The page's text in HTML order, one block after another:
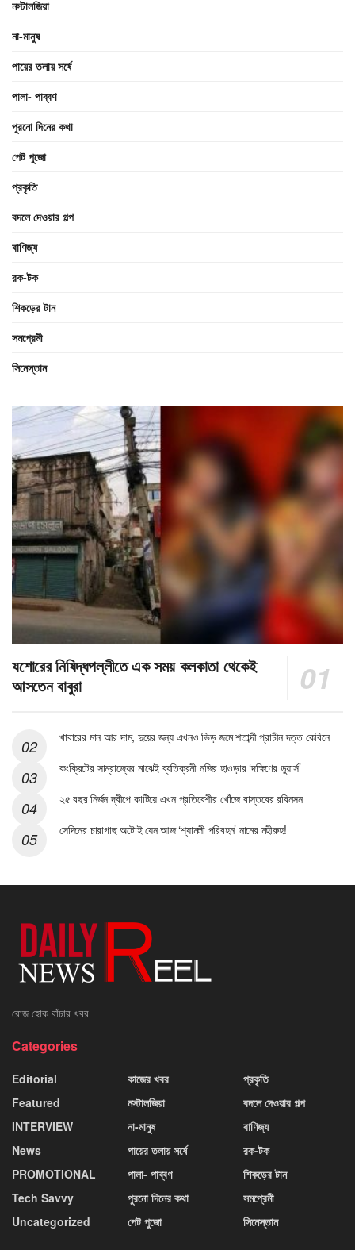
নস্টালজিয়া
না-মানুষ
পায়ের তলায় সর্ষে
পালা- পাব্বণ
পুরনো দিনের কথা
পেট পুজো
প্রকৃতি
বদলে দেওয়ার গল্প
বাণিজ্য
রক-টক
শিকড়ের টান
সমপ্রেমী
সিনেস্তান
যশোরের নিষিদ্ধপল্লীতে এক সময় কলকাতা থেকেই
আসতেন বাবুরা
খাবারের মান আর দাম, দুয়ের জন্য এখনও ভিড় জমে শতাব্দী প্রাচীন দত্ত কেবিনে
কংক্রিটের সাম্রাজ্যের মাঝেই ব্যতিক্রমী নজির হাওড়ার ‘দক্ষিণের ডুয়ার্স’
২৫ বছর নির্জন দ্বীপে কাটিয়ে এখন প্রতিবেশীর খোঁজে বাস্তবের রবিনসন
সেদিনের চারাগাছ অটোই যেন আজ ‘শ্যামলী পরিবহন’ নামের মহীরুহ!
রোজ হোক বাঁচার খবর
Categories
Editorial
Featured
INTERVIEW
News
PROMOTIONAL
Tech Savvy
Uncategorized
কাজের খবর
নস্টালজিয়া
না-মানুষ
পায়ের তলায় সর্ষে
পালা- পাব্বণ
পুরনো দিনের কথা
পেট পুজো
প্রকৃতি
বদলে দেওয়ার গল্প
বাণিজ্য
রক-টক
শিকড়ের টান
সমপ্রেমী
সিনেস্তান